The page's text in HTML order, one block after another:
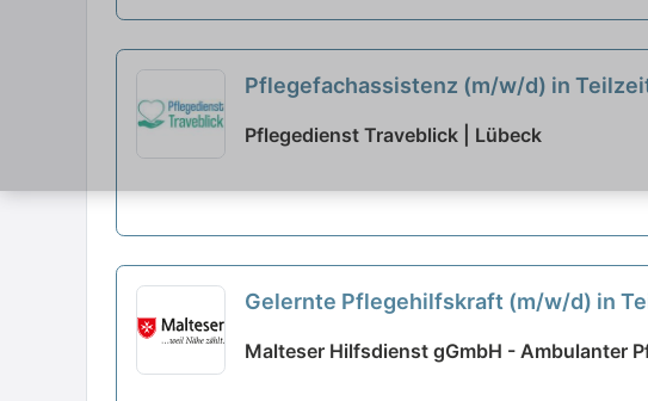
Pflegefachassistenz (m/w/d) in
Pflegedienst Traveblick | Lübeck
Gelernte Pflegehilfskraft (m/w/d) in
Malteser Hilfsdienst gGmbH - Ambulanter